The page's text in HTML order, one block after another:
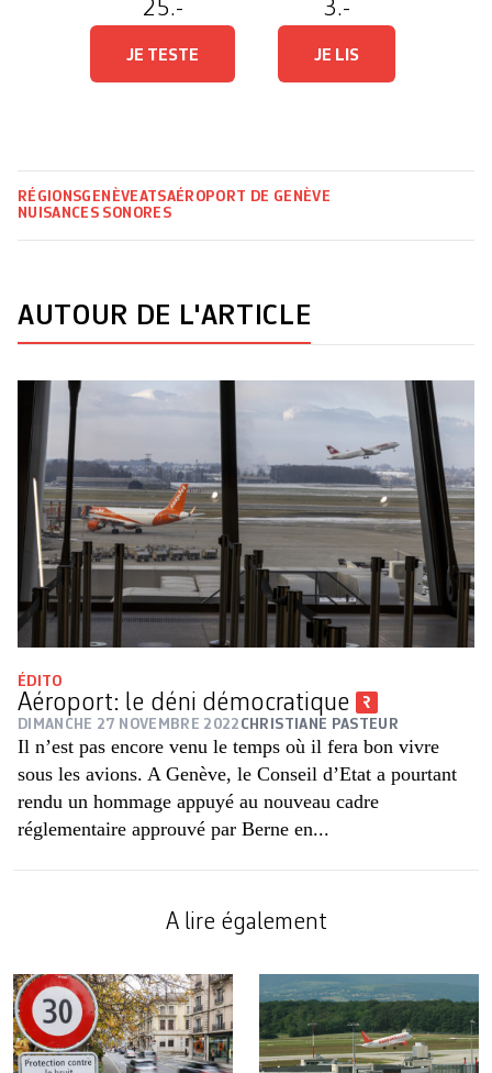
25.-
JE TESTE
3.-
JE LIS
RÉGIONSGENÈVEATSAÉROPORT DE GENÈVE
NUISANCES SONORES
AUTOUR DE L'ARTICLE
ÉDITO
Aéroport: le déni démocratique
DIMANCHE 27 NOVEMBRE 2022 CHRISTIANE PASTEUR
Il n’est pas encore venu le temps où il fera bon vivre
sous les avions. A Genève, le Conseil d’Etat a pourtant
rendu un hommage appuyé au nouveau cadre
réglementaire approuvé par Berne en...
A lire également